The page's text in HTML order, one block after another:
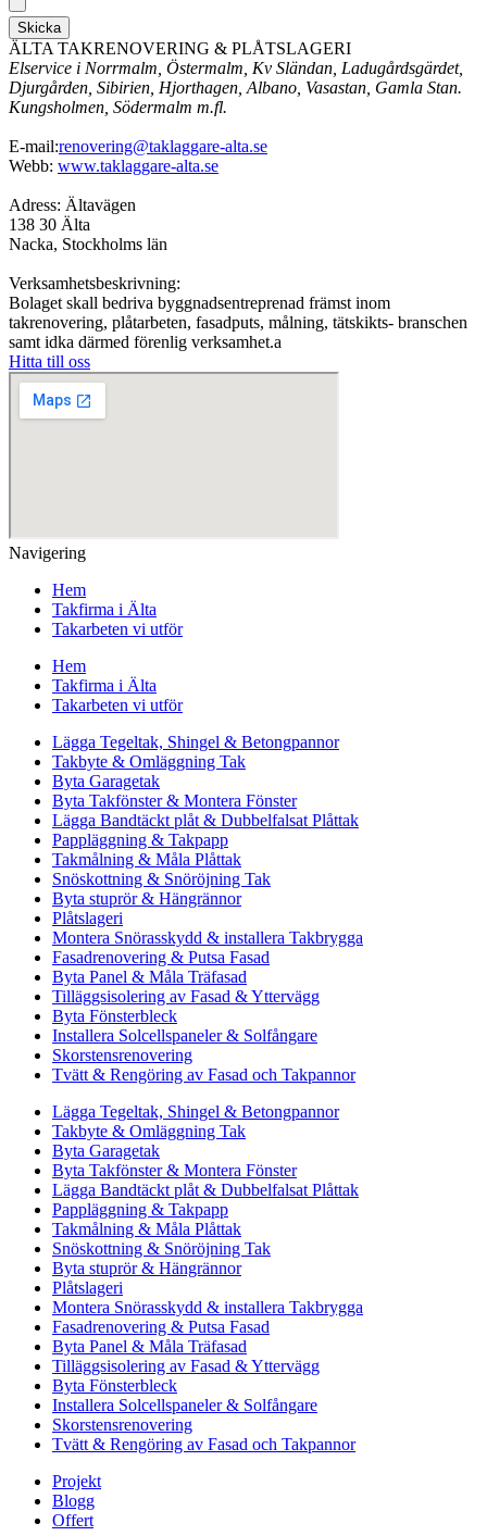
Skicka
ÄLTA TAKRENOVERING & PLÅTSLAGERI
Elservice i Norrmalm, Östermalm, Kv Sländan, Ladugårdsgärdet,
Djurgården, Sibirien, Hjorthagen, Albano, Vasastan, Gamla Stan.
Kungsholmen, Södermalm m.fl.
E-mail:renovering@taklaggare-alta.se
Webb: www.taklaggare-alta.se
Adress: Ältavägen
138 30 Älta
Nacka, Stockholms län
Verksamhetsbeskrivning:
Bolaget skall bedriva byggnadsentreprenad främst inom
takrenovering, plåtarbeten, fasadputs, målning, tätskikts- branschen
samt idka därmed förenlig verksamhet.a
Hitta till oss
Navigering
Hem
Takfirma i Älta
Takarbeten vi utför
Hem
Takfirma i Älta
Takarbeten vi utför
Lägga Tegeltak, Shingel & Betongpannor
Takbyte & Omläggning Tak
Byta Garagetak
Byta Takfönster & Montera Fönster
Lägga Bandtäckt plåt & Dubbelfalsat Plåttak
Pappläggning & Takpapp
Takmålning & Måla Plåttak
Snöskottning & Snöröjning Tak
Byta stuprör & Hängrännor
Plåtslageri
Montera Snörasskydd & installera Takbrygga
Fasadrenovering & Putsa Fasad
Byta Panel & Måla Träfasad
Tilläggsisolering av Fasad & Yttervägg
Byta Fönsterbleck
Installera Solcellspaneler & Solfångare
Skorstensrenovering
Tvätt & Rengöring av Fasad och Takpannor
Lägga Tegeltak, Shingel & Betongpannor
Takbyte & Omläggning Tak
Byta Garagetak
Byta Takfönster & Montera Fönster
Lägga Bandtäckt plåt & Dubbelfalsat Plåttak
Pappläggning & Takpapp
Takmålning & Måla Plåttak
Snöskottning & Snöröjning Tak
Byta stuprör & Hängrännor
Plåtslageri
Montera Snörasskydd & installera Takbrygga
Fasadrenovering & Putsa Fasad
Byta Panel & Måla Träfasad
Tilläggsisolering av Fasad & Yttervägg
Byta Fönsterbleck
Installera Solcellspaneler & Solfångare
Skorstensrenovering
Tvätt & Rengöring av Fasad och Takpannor
Projekt
Blogg
Offert